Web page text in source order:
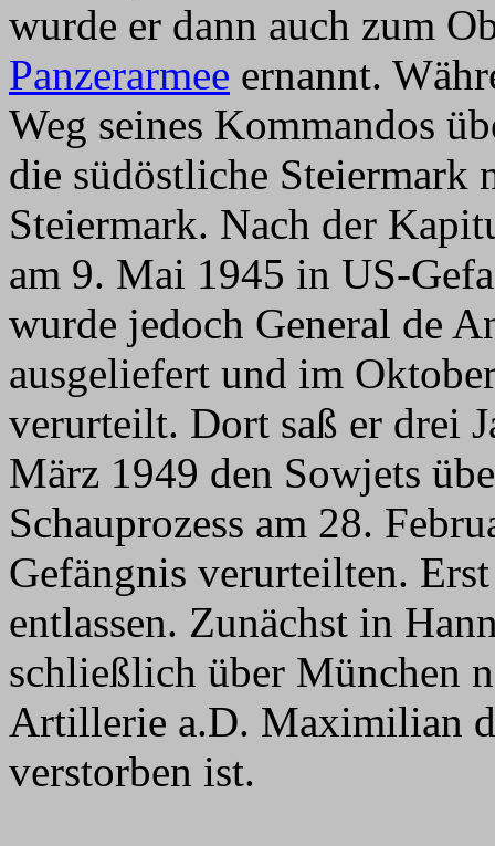
wurde er dann auch zum
Panzerarmee ernannt.
Weg seines Kommandos
die südöstliche Steiermark
Steiermark. Nach der
am 9. Mai 1945 in US-
wurde jedoch General de
ausgeliefert und im
verurteilt. Dort saß er drei
März 1949 den Sowjets
Schauprozess am 28.
Gefängnis verurteilten.
entlassen. Zunächst in
schließlich über München
Artillerie a.D. Maximilian
verstorben ist.